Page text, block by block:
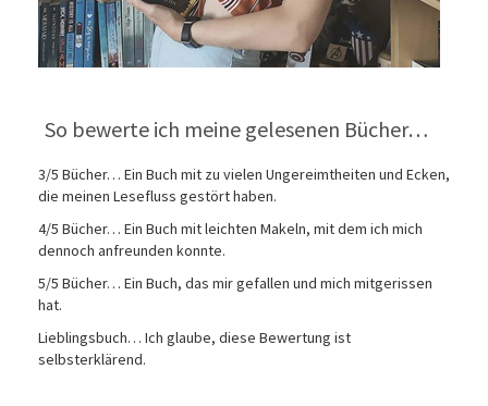
So bewerte ich meine gelesenen Bücher…
3/5 Bücher… Ein Buch mit zu vielen Ungereimtheiten und Ecken,
die meinen Lesefluss gestört haben.
4/5 Bücher… Ein Buch mit leichten Makeln, mit dem ich mich
dennoch anfreunden konnte.
5/5 Bücher… Ein Buch, das mir gefallen und mich mitgerissen
hat.
Lieblingsbuch… Ich glaube, diese Bewertung ist
selbsterklärend.